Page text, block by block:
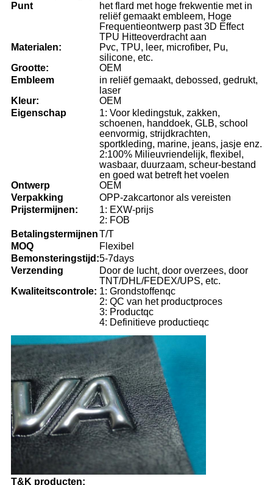
Punt
het flard met hoge frekwentie met in
reliëf gemaakt embleem, Hoge
Frequentieontwerp past 3D Effect
TPU Hitteoverdracht aan
Materialen:
Pvc, TPU, leer, microfiber, Pu,
silicone, etc.
Grootte:
OEM
Embleem
in reliëf gemaakt, debossed, gedrukt,
laser
Kleur:
OEM
Eigenschap
1: Voor kledingstuk, zakken,
schoenen, handdoek, GLB, school
eenvormig, strijdkrachten,
sportkleding, marine, jeans, jasje enz.
2:100% Milieuvriendelijk, flexibel,
wasbaar, duurzaam, scheur-bestand
en goed wat betreft het voelen
Ontwerp
OEM
Verpakking
OPP-zakcartonor als vereisten
Prijstermijnen:
1: EXW-prijs
2: FOB
BetalingstermijnenT/T
MOQ
Flexibel
Bemonsteringstijd:5-7days
Verzending
Door de lucht, door overzees, door
TNT/DHL/FEDEX/UPS, etc.
Kwaliteitscontrole: 1: Grondstoffenqc
2: QC van het productproces
3: Productqc
4: Definitieve productieqc
T&K producten: